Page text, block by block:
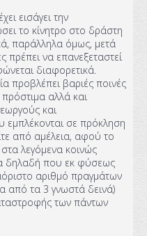
εισάγει την
το κίνητρο στο δράστη
παράλληλα όμως, μετά
πρέπει να επανεξεταστεί
διαφορετικά.
προβλέπει βαριές ποινές
αλλά και
και
εμπλέκονται σε πρόκληση
από αμέλεια, αφού το
λεγόμενα κοινώς
δηλαδή που εκ φύσεως
αριθμό πραγμάτων
από τα 3 γνωστά δεινά)
των πάντων